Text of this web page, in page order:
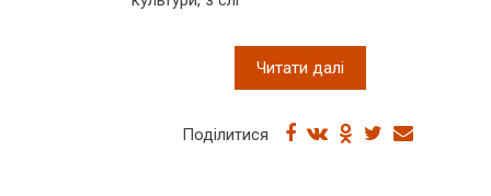
Читати далі
Поділитися